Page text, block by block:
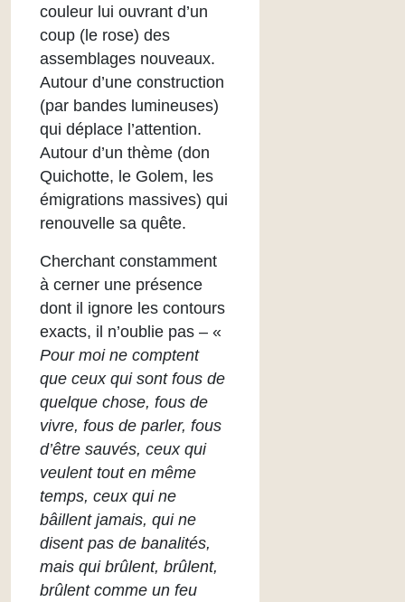
couleur lui ouvrant d’un
coup (le rose) des
assemblages nouveaux.
Autour d’une construction
(par bandes lumineuses)
qui déplace l’attention.
Autour d’un thème (don
Quichotte, le Golem, les
émigrations massives) qui
renouvelle sa quête.
Cherchant constamment
à cerner une présence
dont il ignore les contours
exacts, il n’oublie pas – «
Pour moi ne comptent
que ceux qui sont fous de
quelque chose, fous de
vivre, fous de parler, fous
d’être sauvés, ceux qui
veulent tout en même
temps, ceux qui ne
bâillent jamais, qui ne
disent pas de banalités,
mais qui brûlent, brûlent,
brûlent comme un feu